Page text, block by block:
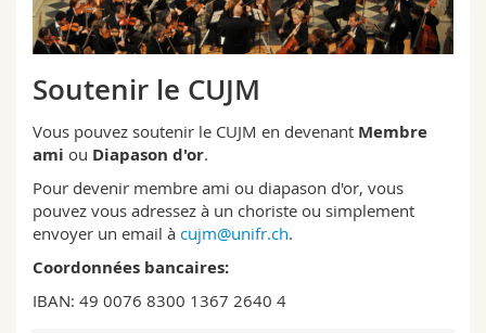
Université
Sciences économiques et sociales et management
Lettres et sciences humaines
Sciences de l'éducation et de la formation
Sciences et médecine
Etudiants
Collaborateurs
Annuaire du personnel
Webmail
Soutenir le CUJM
Vous pouvez soutenir le CUJM en devenant Membre
ami ou Diapason d'or.
Pour devenir membre ami ou diapason d'or, vous
pouvez vous adressez à un choriste ou simplement
envoyer un email à cujm@unifr.ch.
Coordonnées bancaires:
IBAN: 49 0076 8300 1367 2640 4